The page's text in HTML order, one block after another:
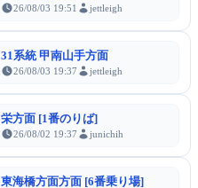
26/08/03 19:51 jettleigh
31系統 甲南山手方面
26/08/03 19:37 jettleigh
栄方面 [1番のりば]
26/08/02 19:37 junichih
東海橋方面方面 [6番乗り場]